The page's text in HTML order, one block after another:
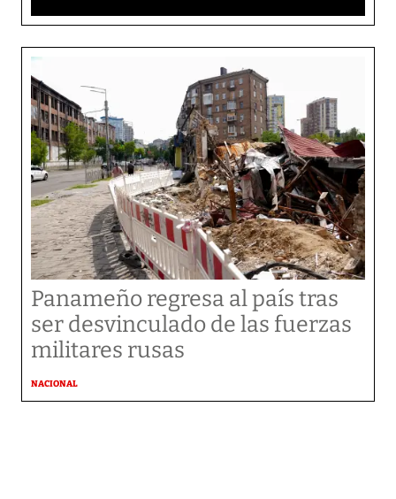
Panameño regresa al país tras
ser desvinculado de las fuerzas
militares rusas
NACIONAL